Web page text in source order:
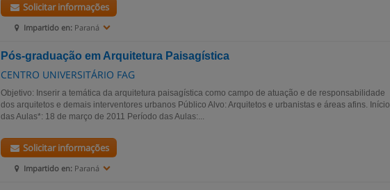
Impartido en: Paraná
Solicitar informações
Pós-graduação em Arquitetura Paisagística
CENTRO UNIVERSITÁRIO FAG
Objetivo: Inserir a temática da arquitetura paisagística como campo de atuação e de responsabilidade
dos arquitetos e demais interventores urbanos Público Alvo: Arquitetos e urbanistas e áreas afins. Início
das Aulas*: 18 de março de 2011 Período das Aulas:...
Impartido en: Paraná
Solicitar informações